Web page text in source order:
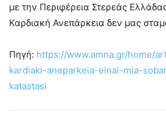
με την Περιφέρεια Στερεάς
Καρδιακή Ανεπάρκεια δεν μας
Πηγή: https://www.amna.gr/home/
kardiaki-aneparkeia-einai-mia-
katastasi